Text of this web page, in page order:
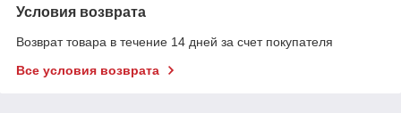
Условия возврата
Возврат товара в течение 14 дней за счет покупателя
Все условия возврата